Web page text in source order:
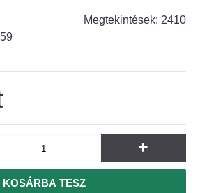
Megtekintések: 2410
+
KOSÁRBA TESZ